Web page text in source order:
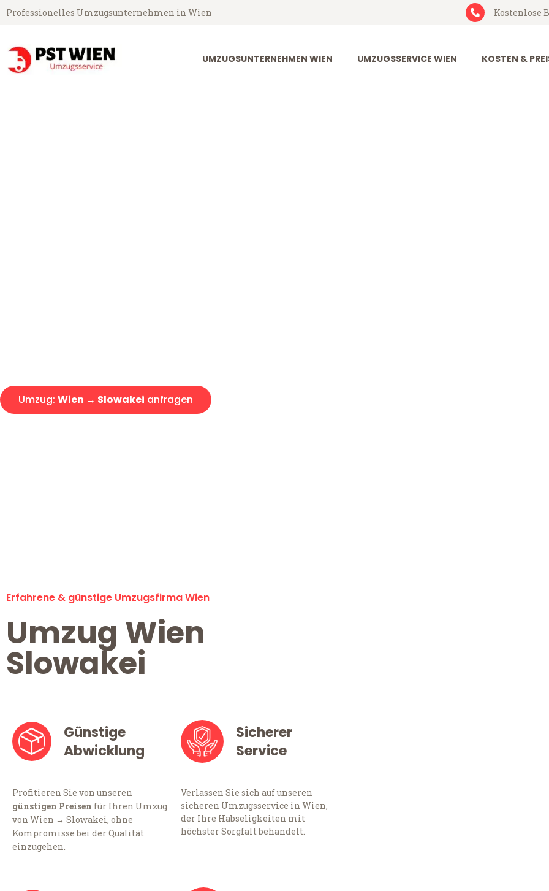
Professionelles Umzugsunternehmen in Wien Kostenlose
UMZUGSUNTERNEHMEN WIEN UMZUGSSERVICE WIEN KOSTEN &
Umzug: Wien → Slowakei anfragen
Erfahrene & günstige Umzugsfirma Wien
Umzug Wien
Slowakei
Günstige
Abwicklung
Profitieren Sie von unseren
günstigen Preisen für Ihren Umzug
von Wien → Slowakei, ohne
Kompromisse bei der Qualität
einzugehen.
Sicherer
Service
Verlassen Sie sich auf unseren
sicheren Umzugsservice in Wien,
der Ihre Habseligkeiten mit
höchster Sorgfalt behandelt.